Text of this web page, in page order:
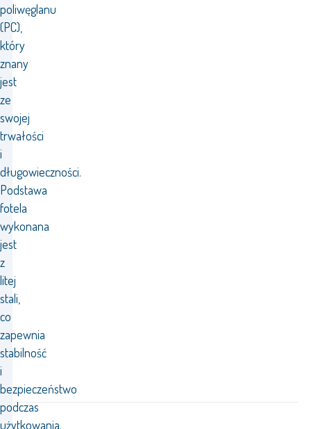
poliwęglanu
(PC),
który
znany
jest
ze
swojej
trwałości
i
długowieczności.
Podstawa
fotela
wykonana
jest
z
litej
stali,
co
zapewnia
stabilność
i
bezpieczeństwo
podczas
użytkowania.